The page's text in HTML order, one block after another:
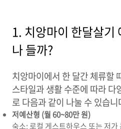
1. 치앙마이 한달살기
나 들까?
치앙마이에서 한 달간 체류할
스타일과 생활 수준에 따라
로 다음과 같이 나눌 수 있습니
저예산형 (월 60~80만 원)
숙소: 로컬 게스트하우스 또는 저가